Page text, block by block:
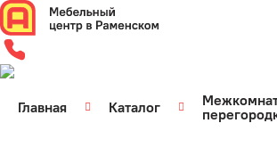
Главная Каталог